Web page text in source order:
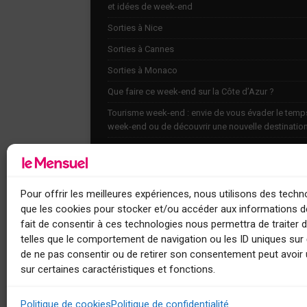
Pour offrir les meilleures expériences, nous utilisons des
que les cookies pour stocker et/ou accéder aux informations
fait de consentir à ces technologies nous permettra de traiter
telles que le comportement de navigation ou les ID uniques
de ne pas consentir ou de retirer son consentement peut
sur certaines caractéristiques et fonctions.
Politique de cookiesPolitique de confidentialité
et idées de week-end
Sorties à Nice
Sorties à Cannes
Sorties à Monaco
Que faire ce week-end sur la Côte d’Azur ?
Tourisme week-end : envie de vous évader le
week-end ou de découvrir une nouvelle
Contact